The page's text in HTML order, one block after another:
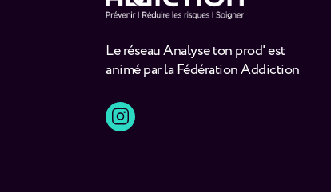
Le réseau Analyse ton prod' est
animé par la Fédération Addiction